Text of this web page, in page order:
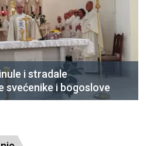
i stradale
svećenike i bogoslove